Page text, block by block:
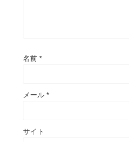
名前 *
メール *
サイト